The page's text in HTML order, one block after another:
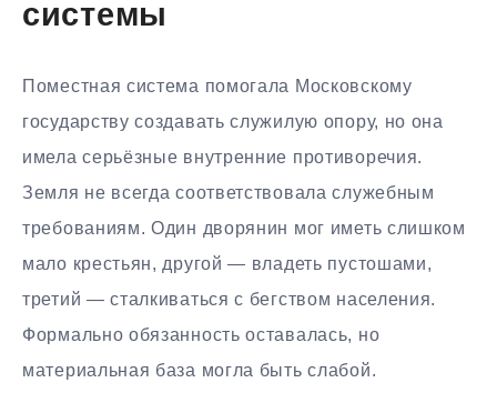
системы
Поместная система помогала Московскому
государству создавать служилую опору, но она
имела серьёзные внутренние противоречия.
Земля не всегда соответствовала служебным
требованиям. Один дворянин мог иметь слишком
мало крестьян, другой — владеть пустошами,
третий — сталкиваться с бегством населения.
Формально обязанность оставалась, но
материальная база могла быть слабой.